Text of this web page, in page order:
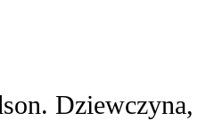
Dziewczyna,